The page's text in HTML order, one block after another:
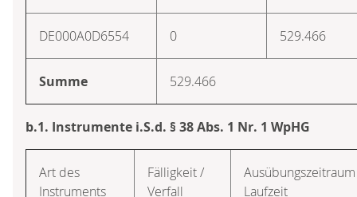
DE000A0D6554 0 529.466
Summe 529.466
b.1. Instrumente i.S.d. § 38 Abs. 1 Nr. 1 WpHG
Art des
Instruments
Fälligkeit /
Verfall
Laufzeit